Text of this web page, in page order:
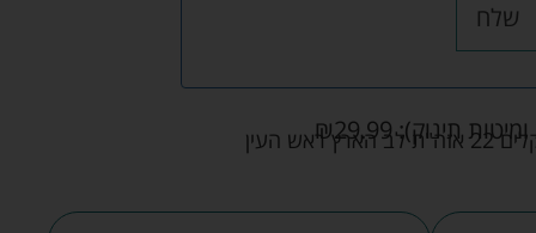
שלח
תינוק): ₪29.99 העין